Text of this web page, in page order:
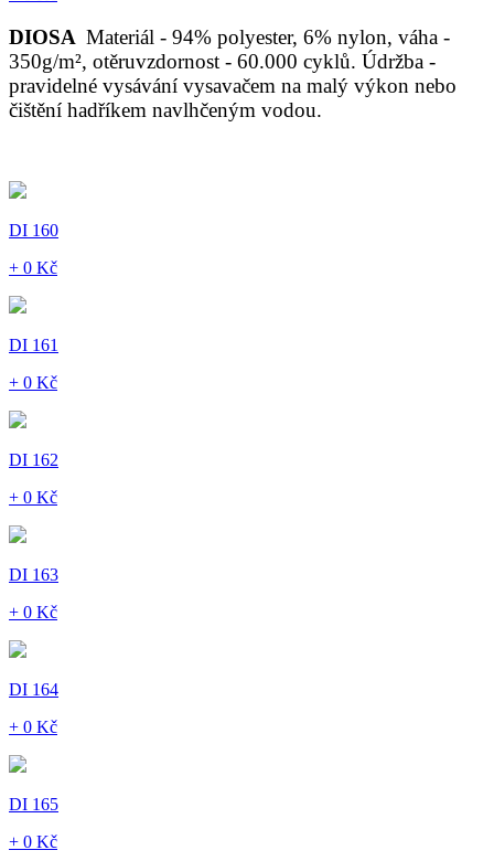
DIOSA Materiál - 94% polyester, 6% nylon, váha -
350g/m², otěruvzdornost - 60.000 cyklů. Údržba -
pravidelné vysávání vysavačem na malý výkon nebo
čištění hadříkem navlhčeným vodou.
DI 160
+ 0 Kč
DI 161
+ 0 Kč
DI 162
+ 0 Kč
DI 163
+ 0 Kč
DI 164
+ 0 Kč
DI 165
+ 0 Kč